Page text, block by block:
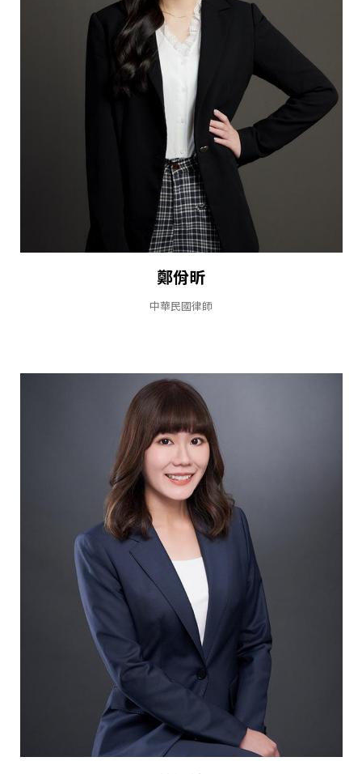
鄭佾昕
中華民國律師